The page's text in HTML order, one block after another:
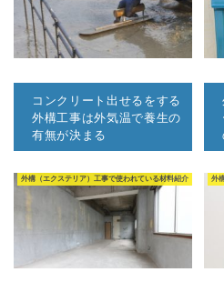
コンクリート出せるをする
外構工事は外気温で養生の
有無が決まる
外構（エクステリア）工事で使われている材料紹介 外